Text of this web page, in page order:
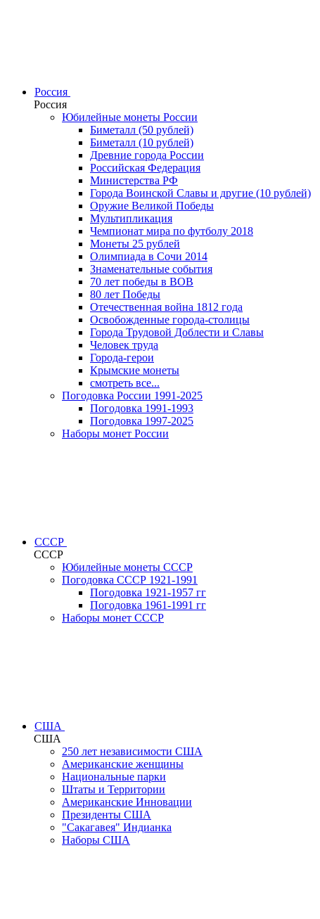
Россия
Россия
Юбилейные монеты России
Биметалл (50 рублей)
Биметалл (10 рублей)
Древние города России
Российская Федерация
Министерства РФ
Города Воинской Славы и другие (10 рублей)
Оружие Великой Победы
Мультипликация
Чемпионат мира по футболу 2018
Монеты 25 рублей
Олимпиада в Сочи 2014
Знаменательные события
70 лет победы в ВОВ
80 лет Победы
Отечественная война 1812 года
Освобожденные города-столицы
Города Трудовой Доблести и Славы
Человек труда
Города-герои
Крымские монеты
смотреть все...
Погодовка России 1991-2025
Погодовка 1991-1993
Погодовка 1997-2025
Наборы монет России
СССР
СССР
Юбилейные монеты СССР
Погодовка СССР 1921-1991
Погодовка 1921-1957 гг
Погодовка 1961-1991 гг
Наборы монет СССР
США
США
250 лет независимости США
Американские женщины
Национальные парки
Штаты и Территории
Американские Инновации
Президенты США
"Сакагавея" Индианка
Наборы США